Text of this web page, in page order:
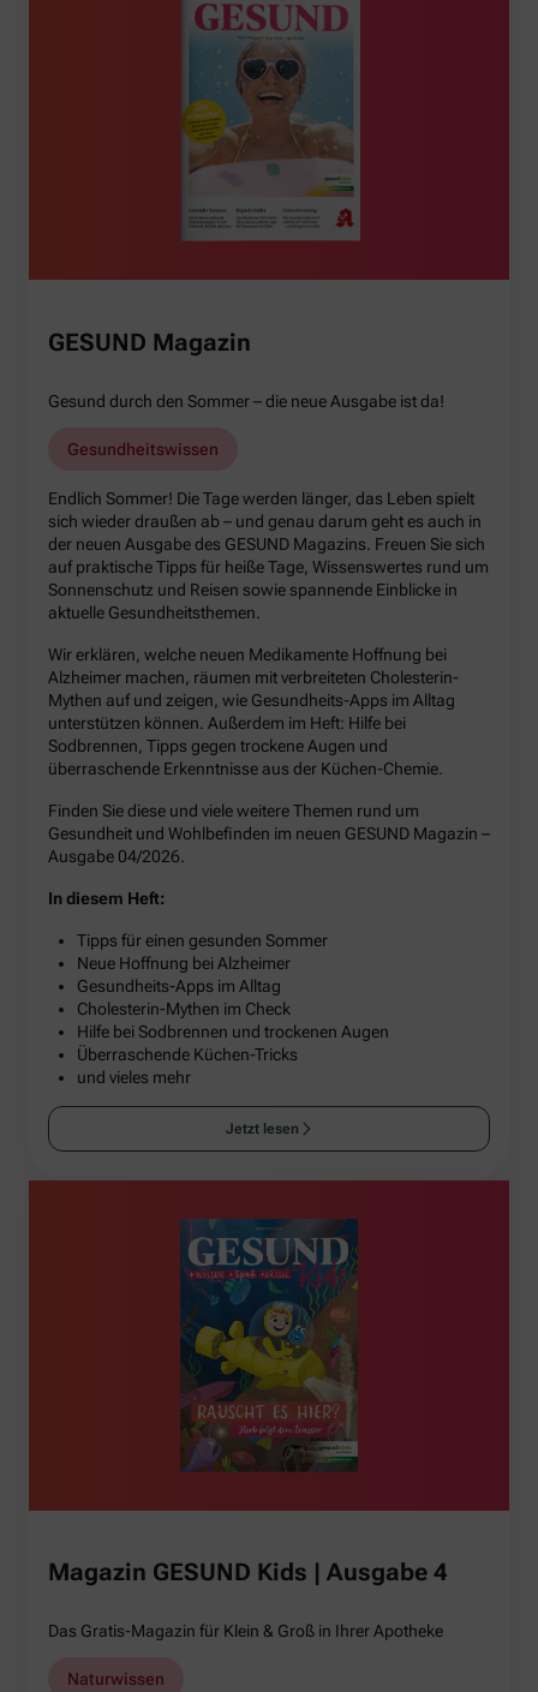
GESUND Magazin
Gesund durch den Sommer – die neue Ausgabe ist da!
Gesundheitswissen
Endlich Sommer! Die Tage werden länger, das Leben spielt
sich wieder draußen ab – und genau darum geht es auch in
der neuen Ausgabe des GESUND Magazins. Freuen Sie sich
auf praktische Tipps für heiße Tage, Wissenswertes rund um
Sonnenschutz und Reisen sowie spannende Einblicke in
aktuelle Gesundheitsthemen.
Wir erklären, welche neuen Medikamente Hoffnung bei
Alzheimer machen, räumen mit verbreiteten Cholesterin-
Mythen auf und zeigen, wie Gesundheits-Apps im Alltag
unterstützen können. Außerdem im Heft: Hilfe bei
Sodbrennen, Tipps gegen trockene Augen und
überraschende Erkenntnisse aus der Küchen-Chemie.
Finden Sie diese und viele weitere Themen rund um
Gesundheit und Wohlbefinden im neuen GESUND Magazin –
Ausgabe 04/2026.
In diesem Heft:
Tipps für einen gesunden Sommer
Neue Hoffnung bei Alzheimer
Gesundheits-Apps im Alltag
Cholesterin-Mythen im Check
Hilfe bei Sodbrennen und trockenen Augen
Überraschende Küchen-Tricks
und vieles mehr
Jetzt lesen
Magazin GESUND Kids | Ausgabe 4
Das Gratis-Magazin für Klein & Groß in Ihrer Apotheke
Naturwissen